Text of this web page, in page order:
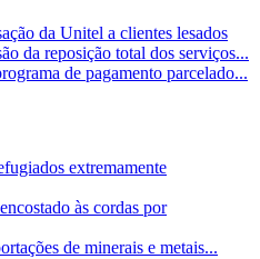
da Unitel a clientes lesados
da reposição total dos serviços...
de pagamento parcelado...
extremamente
às cordas por
de minerais e metais...